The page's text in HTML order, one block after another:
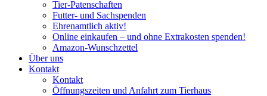
Tier-Patenschaften
Futter- und Sachspenden
Ehrenamtlich aktiv!
Online einkaufen – und ohne Extrakosten spenden!
Amazon-Wunschzettel
Über uns
Kontakt
Kontakt
Öffnungszeiten und Anfahrt zum Tierhaus